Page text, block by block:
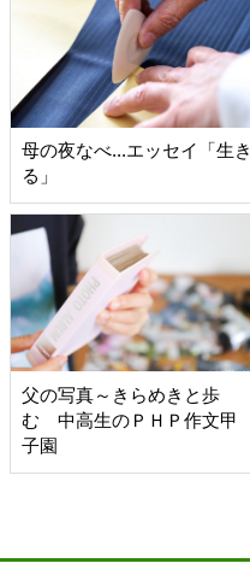
母の夜なべ...エッセイ「生き
る」
父の写真～きらめきと歩
む 中高生のＰＨＰ作文甲
子園